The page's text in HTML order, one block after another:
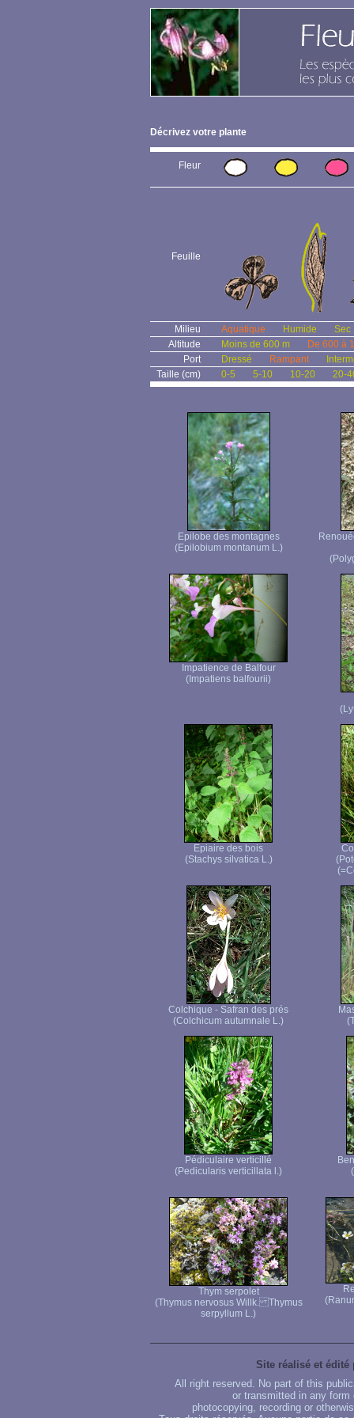
Décrivez votre plante
Fleur
Feuille
Milieu Aquatique Humide
Sec
Altitude
Moins de 600 m
De 600 à
Port
Dressé Rampant
Taille (cm)
0-5 5-10 10-20 20-
Epilobe des montagnes
(Epilobium montanum L.)
Impatience de Balfour
(Impatiens balfourii)
Epiaire des bois
(Stachys silvatica L.)
Colchique - Safran des prés
(Colchicum autumnale L.)
Pédiculaire verticillé
(Pedicularis verticillata l.)
Thym serpolet
(Thymus nervosus Willk. Thymus
serpyllum L.)
Site réalisé et édité
All right reserved. No part of this
or transmitted in any
photocopying, recording or